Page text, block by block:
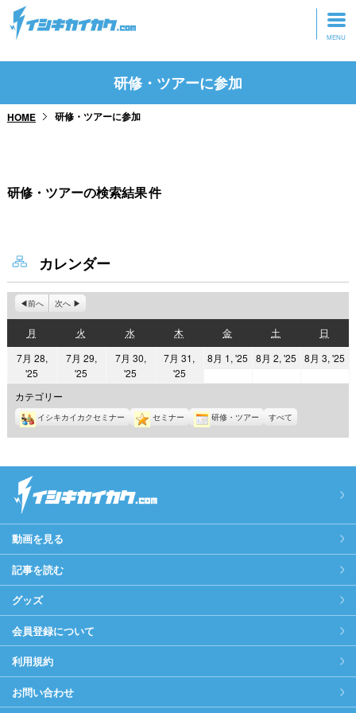
トップページ
研修・ツアーに参加
研修・ツアーに参加
HOME 研修・ツアーに参加
研修・ツアーの検索結果件
カレンダー
前へ 次へ
月
曜
日
火
曜
日
水水
曜
日
木
曜
日
金金
曜
日
土
曜
日
日
曜
日
7月 28,
'25
年
7
月
28
7月 29,
'25
7
月
29
7月 30,
'25
7
月
30
7月 31,
'252025
7
月
31
8月 1, '25
2025
月
日
8月 2, '25
2025
月
日
8月 3, '25
日
カテゴリー
イシキカイカクセミナー セミナー 研修・ツアー すべて
動画を見る
記事を読む
グッズ
会員登録について
利用規約
お問い合わせ